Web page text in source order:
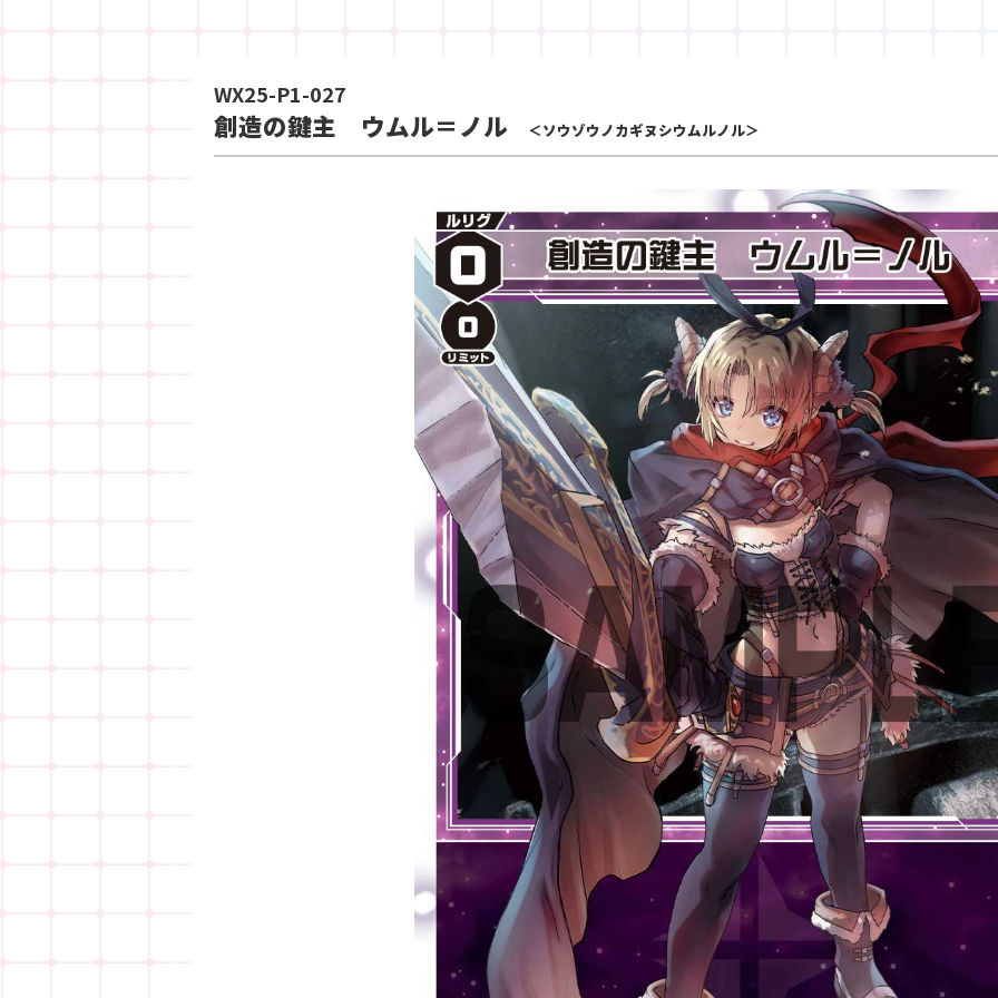
WX25-P1-027
創造の鍵主 ウムル＝ノル ＜ソウゾウノカギヌシウムルノル＞